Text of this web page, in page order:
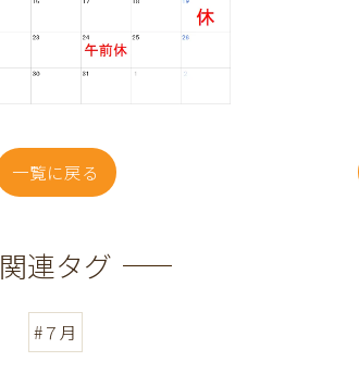
一覧に戻る
関連タグ
#７月